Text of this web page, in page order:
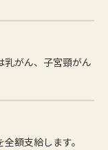
乳がん、子宮頸がん
額支給します。